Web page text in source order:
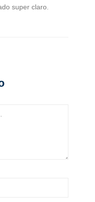
super claro.